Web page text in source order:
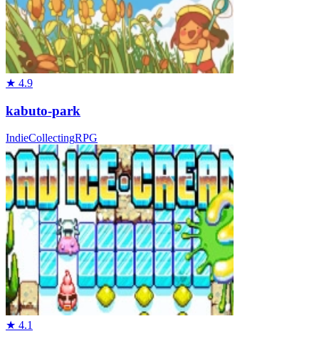
★ 4.9
kabuto-park
IndieCollectingRPG
★ 4.1